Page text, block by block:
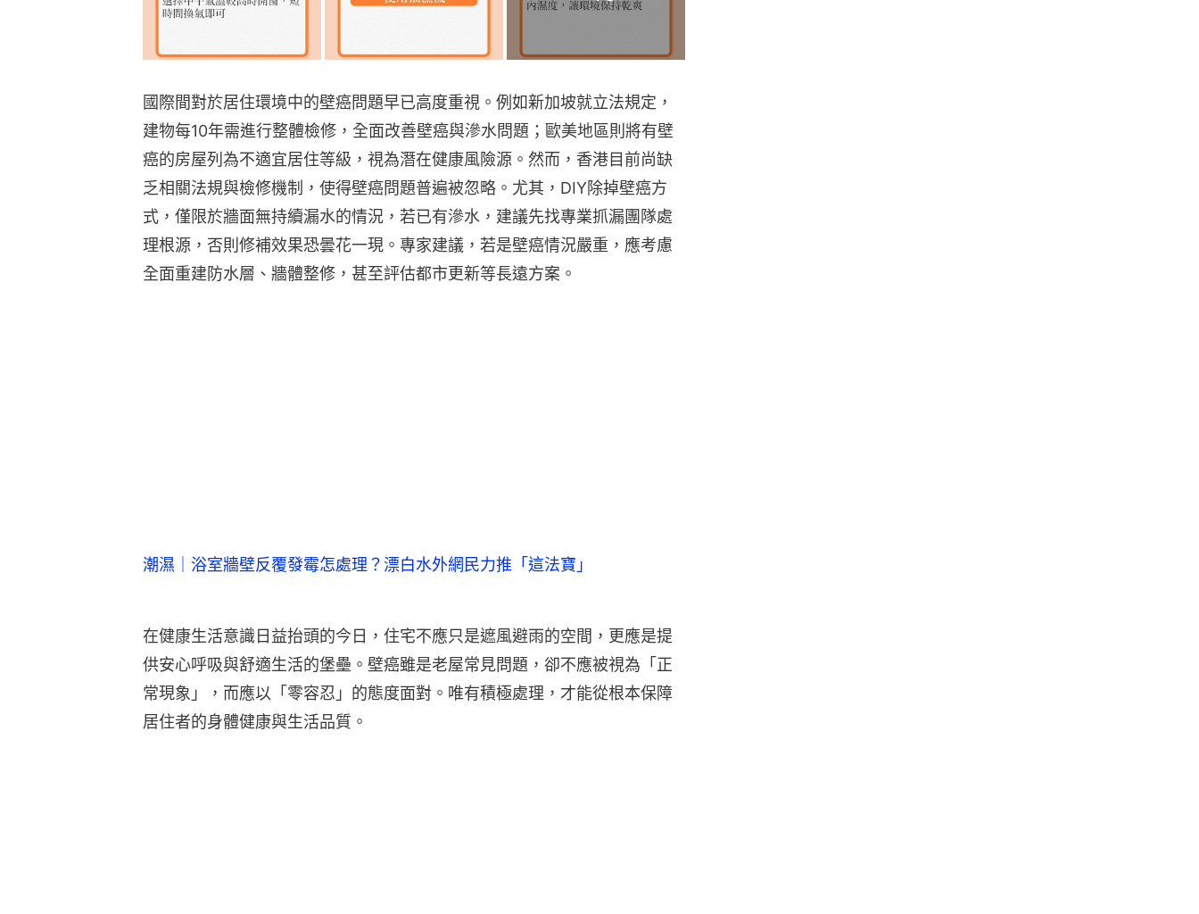
國際間對於居住環境中的壁癌問題早已高度重視。例如新加坡就立法規定，
建物每10年需進行整體檢修，全面改善壁癌與滲水問題；歐美地區則將有壁
癌的房屋列為不適宜居住等級，視為潛在健康風險源。然而，香港目前尚缺
乏相關法規與檢修機制，使得壁癌問題普遍被忽略。尤其，DIY除掉壁癌方
式，僅限於牆面無持續漏水的情況，若已有滲水，建議先找專業抓漏團隊處
理根源，否則修補效果恐曇花一現。專家建議，若是壁癌情況嚴重，應考慮
全面重建防水層、牆體整修，甚至評估都市更新等長遠方案。
潮濕｜浴室牆壁反覆發霉怎處理？漂白水外網民力推「這法寶」
在健康生活意識日益抬頭的今日，住宅不應只是遮風避雨的空間，更應是提
供安心呼吸與舒適生活的堡壘。壁癌雖是老屋常見問題，卻不應被視為「正
常現象」，而應以「零容忍」的態度面對。唯有積極處理，才能從根本保障
居住者的身體健康與生活品質。